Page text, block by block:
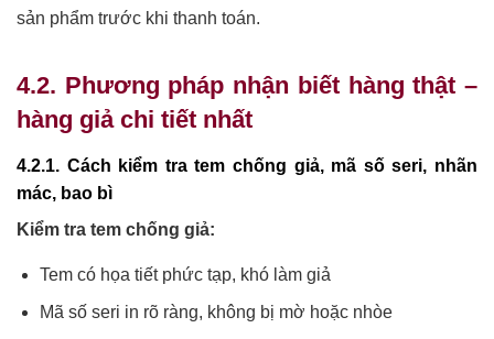
sản phẩm trước khi thanh toán.
4.2. Phương pháp nhận biết hàng thật –
hàng giả chi tiết nhất
4.2.1. Cách kiểm tra tem chống giả, mã số seri, nhãn
mác, bao bì
Kiểm tra tem chống giả:
Tem có họa tiết phức tạp, khó làm giả
Mã số seri in rõ ràng, không bị mờ hoặc nhòe